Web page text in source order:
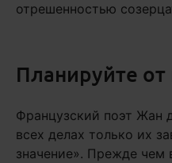
отрешенностью
Планируйте от
Французский поэт Жан
всех делах только их
значение». Прежде чем